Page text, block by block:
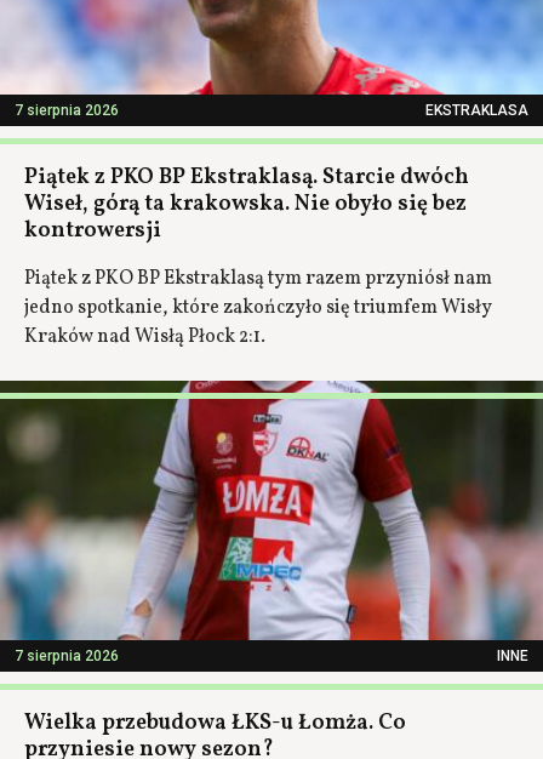
7 sierpnia 2026 EKSTRAKLASA
Piątek z PKO BP Ekstraklasą. Starcie dwóch
Wiseł, górą ta krakowska. Nie obyło się bez
kontrowersji
Piątek z PKO BP Ekstraklasą tym razem przyniósł nam
jedno spotkanie, które zakończyło się triumfem Wisły
Kraków nad Wisłą Płock 2:1.
7 sierpnia 2026 INNE
Wielka przebudowa ŁKS-u Łomża. Co
przyniesie nowy sezon?